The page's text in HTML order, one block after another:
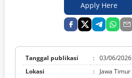
Apply Here
Tanggal publikasi : 03/06/2026
Lokasi
:
Jawa Timur